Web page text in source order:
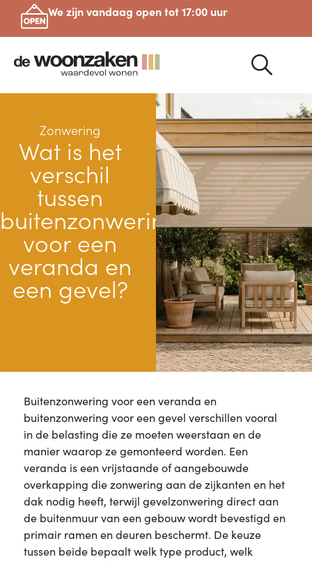
We zijn vandaag open tot 17:00 uur
Zonwering
Wat is het
verschil
tussen
buitenzonwering
voor een
veranda en
een gevel?
Buitenzonwering voor een veranda en
buitenzonwering voor een gevel verschillen vooral
in de belasting die ze moeten weerstaan en de
manier waarop ze gemonteerd worden. Een
veranda is een vrijstaande of aangebouwde
overkapping die zonwering aan de zijkanten en het
dak nodig heeft, terwijl gevelzonwering direct aan
de buitenmuur van een gebouw wordt bevestigd en
primair ramen en deuren beschermt. De keuze
tussen beide bepaalt welk type product, welk